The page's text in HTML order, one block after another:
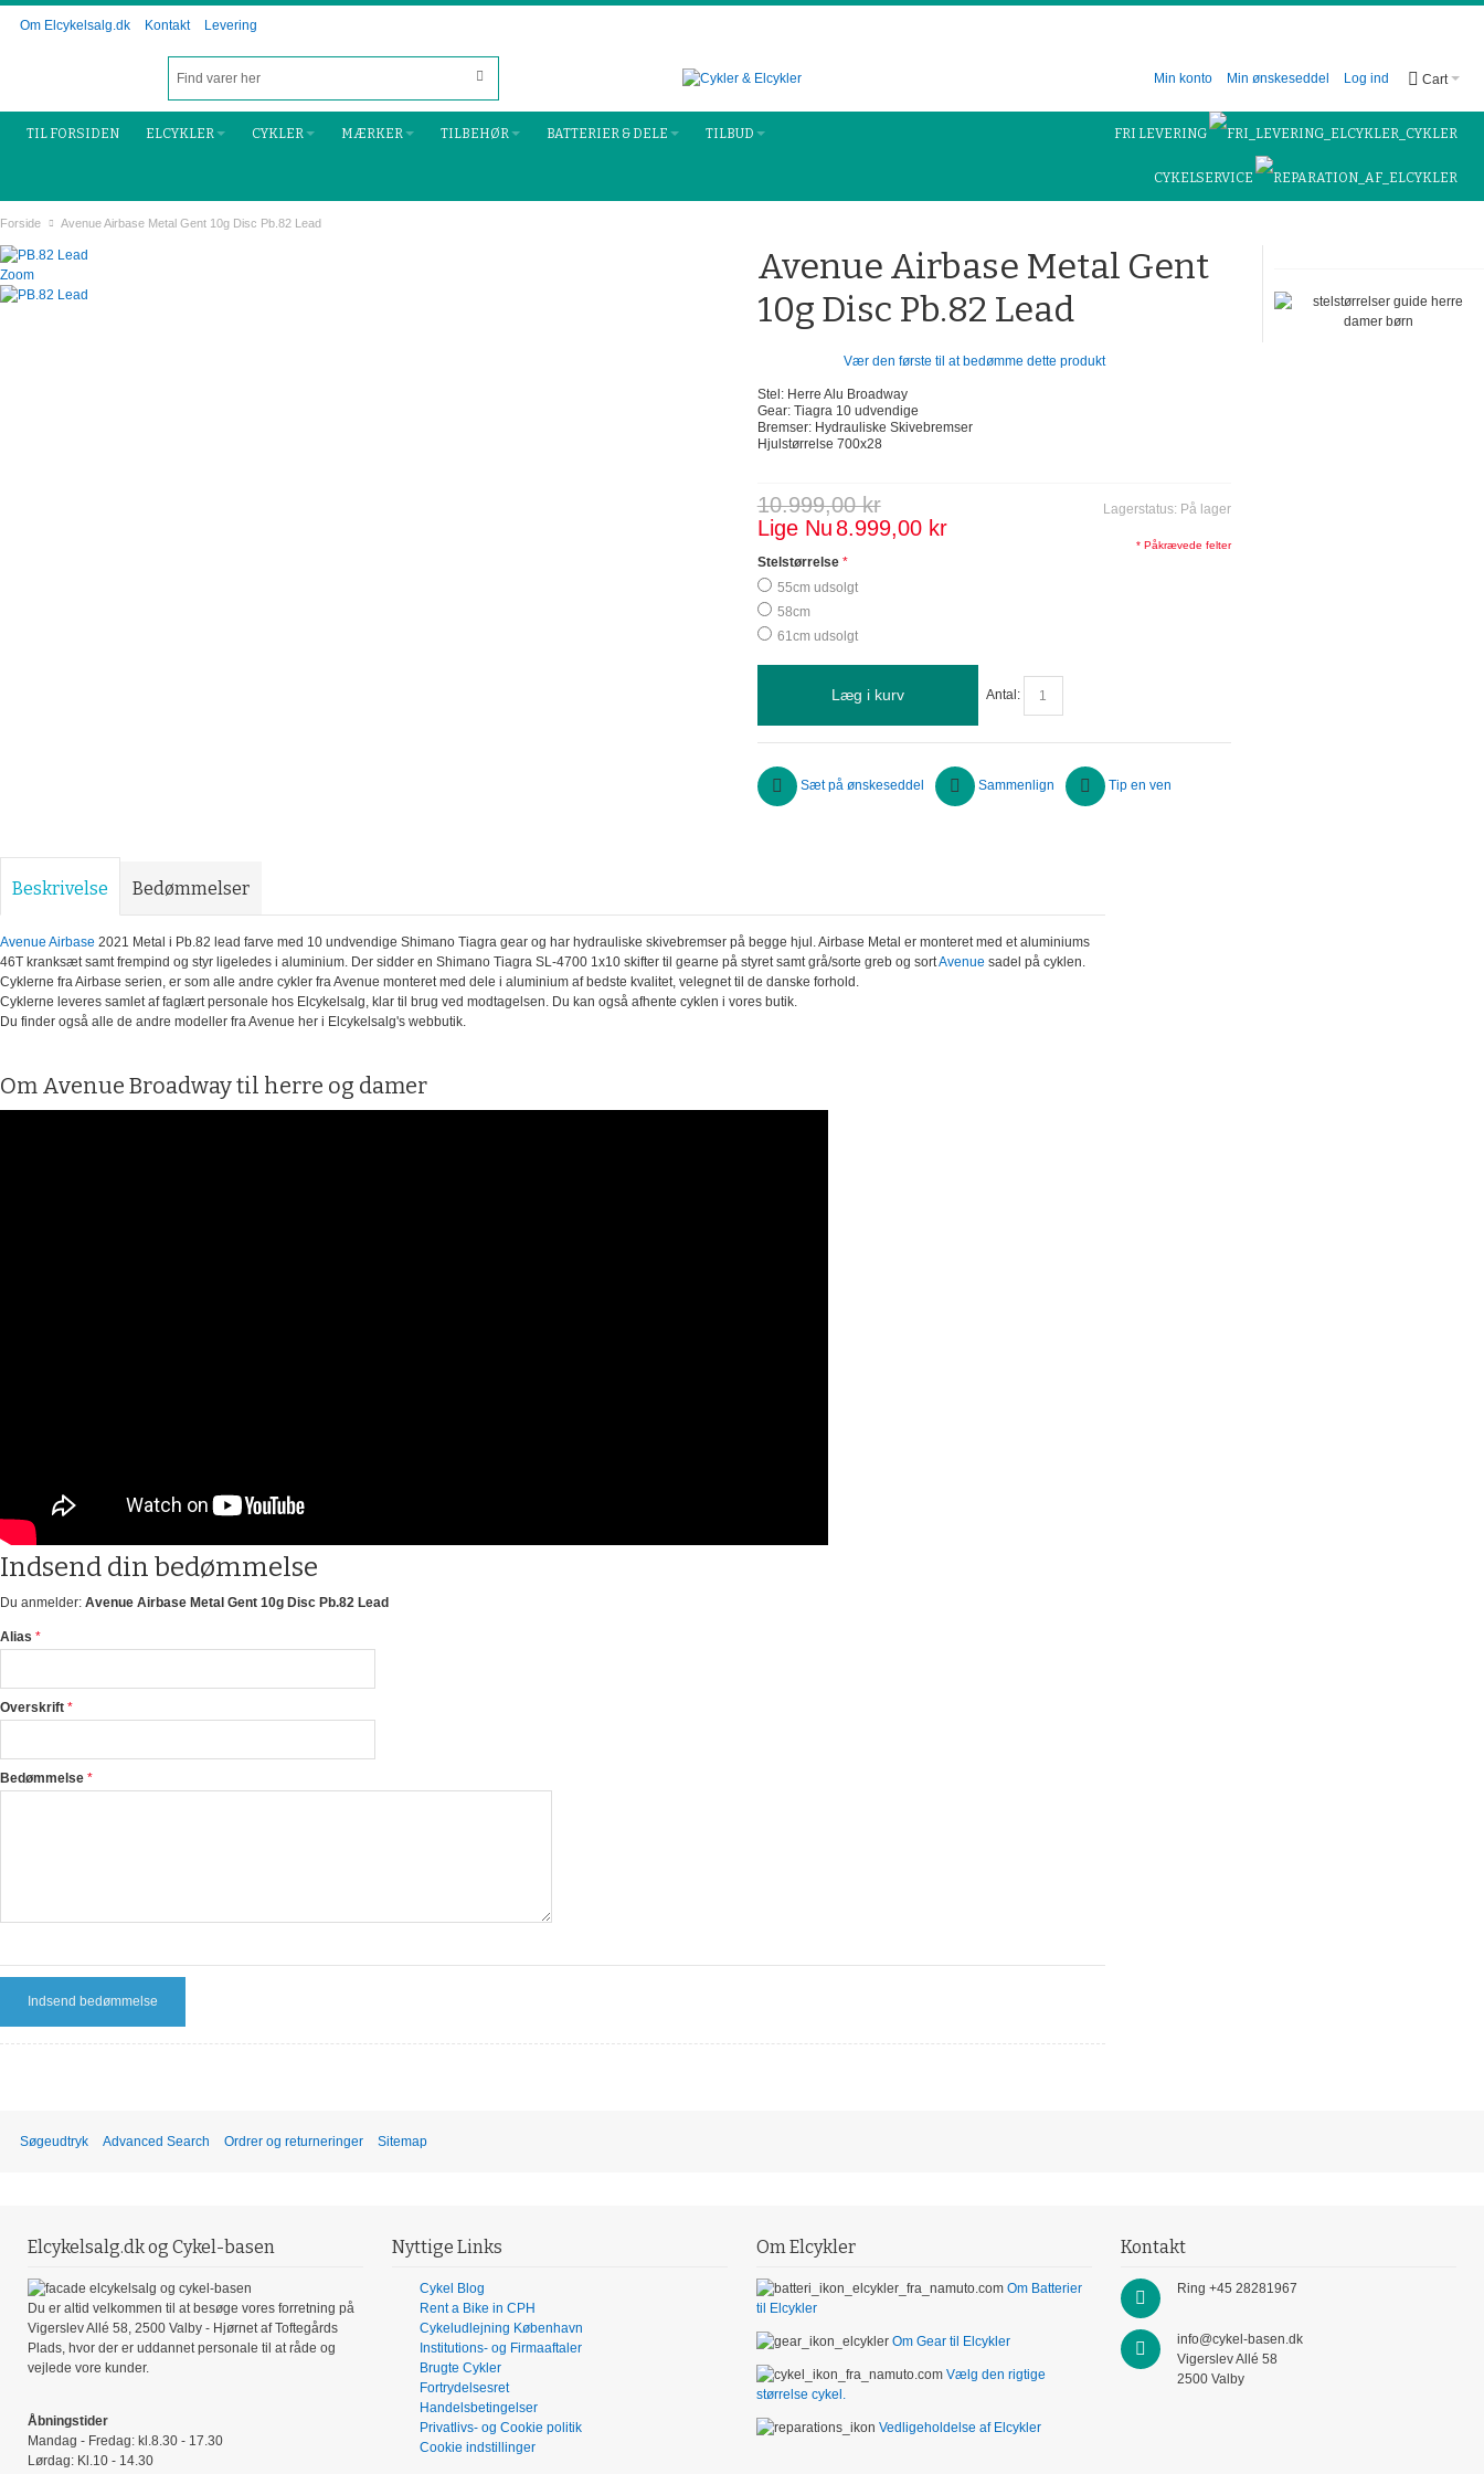
Om Elcykelsalg.dk Kontakt Levering
Cart
Min konto Min ønskeseddel Log ind
TIL FORSIDEN ELCYKLER CYKLER MÆRKER TILBEHØR BATTERIER & DELE TILBUD FRI LEVERING
CYKELSERVICE
Forside Avenue Airbase Metal Gent 10g Disc Pb.82 Lead
Zoom
Avenue Airbase Metal Gent
10g Disc Pb.82 Lead
Vær den første til at bedømme dette produkt
Stel: Herre Alu Broadway
Gear: Tiagra 10 udvendige
Bremser: Hydrauliske Skivebremser
Hjulstørrelse 700x28
Lagerstatus: På lager
10.999,00 kr
Lige Nu 8.999,00 kr
Stelstørrelse
55cm udsolgt
58cm
61cm udsolgt
* Påkrævede felter
Antal:
Læg i kurv
Sæt på ønskeseddel Sammenlign Tip en ven
Beskrivelse Bedømmelser
Avenue Airbase 2021 Metal i Pb.82 lead farve med 10 undvendige Shimano Tiagra gear og har hydrauliske skivebremser på begge hjul. Airbase Metal er monteret med et aluminiums
46T kranksæt samt frempind og styr ligeledes i aluminium. Der sidder en Shimano Tiagra SL-4700 1x10 skifter til gearne på styret samt grå/sorte greb og sortAvenue sadel på cyklen.
Cyklerne fra Airbase serien, er som alle andre cykler fra Avenue monteret med dele i aluminium af bedste kvalitet, velegnet til de danske forhold.
Cyklerne leveres samlet af faglært personale hos Elcykelsalg, klar til brug ved modtagelsen. Du kan også afhente cyklen i vores butik.
Du finder også alle de andre modeller fra Avenue her i Elcykelsalg's webbutik.
Om Avenue Broadway til herre og damer
Indsend din bedømmelse
Du anmelder:Avenue Airbase Metal Gent 10g Disc Pb.82 Lead
Alias
Overskrift
Bedømmelse
Indsend bedømmelse
Søgeudtryk Advanced Search Ordrer og returneringer Sitemap
Elcykelsalg.dk og Cykel-basen
Du er altid velkommen til at besøge vores forretning på
Vigerslev Allé 58, 2500 Valby - Hjørnet af Toftegårds
Plads, hvor der er uddannet personale til at råde og
vejlede vore kunder.
Åbningstider
Mandag - Fredag: kl.8.30 - 17.30
Lørdag: Kl.10 - 14.30
Nyttige Links
Cykel Blog
Rent a Bike in CPH
Cykeludlejning København
Institutions- og Firmaaftaler
Brugte Cykler
Fortrydelsesret
Handelsbetingelser
Privatlivs- og Cookie politik
Cookie indstillinger
Om Elcykler
Om Batterier
til Elcykler
Om Gear til Elcykler
Vælg den rigtige
størrelse cykel.
Vedligeholdelse af Elcykler
Kontakt
Ring +45 28281967
info@cykel-basen.dk
Vigerslev Allé 58
2500 Valby